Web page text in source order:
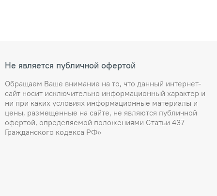
Не является публичной офертой
Обращаем Ваше внимание на то, что данный интернет-
сайт носит исключительно информационный характер и
ни при каких условиях информационные материалы и
цены, размещенные на сайте, не являются публичной
офертой, определяемой положениями Статьи 437
Гражданского кодекса РФ»